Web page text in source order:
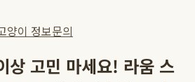
양이 정보문의
상 고민 마세요! 라움 스